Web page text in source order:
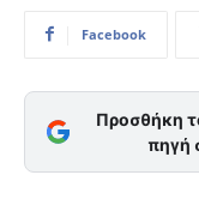
Facebook
Προσθήκη
πηγή